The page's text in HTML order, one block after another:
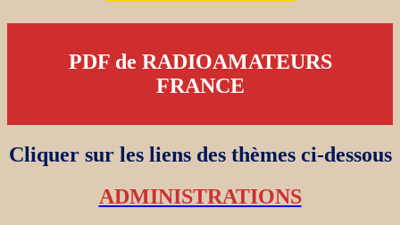
PDF de RADIOAMATEURS
FRANCE
Cliquer sur les liens des thèmes ci-dessous
ADMINISTRATIONS